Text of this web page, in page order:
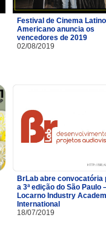
Festival de Cinema
Americano anuncia os
vencedores de 2019
02/08/2019
BrLab abre convocatória
a 3ª edição do São Paulo
Locarno Industry
International
18/07/2019